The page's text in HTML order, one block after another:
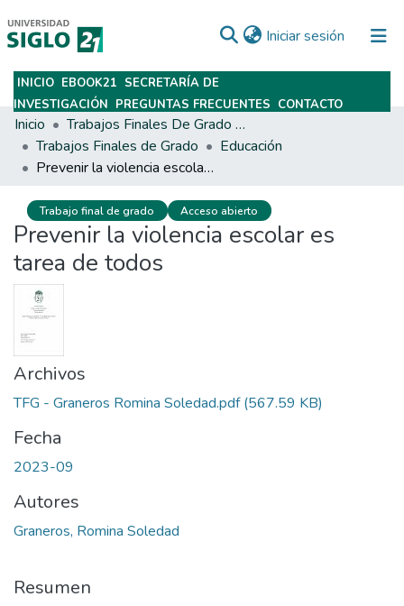
Iniciar sesión (current)
Subir
INICIO EBOOK21 SECRETARÍA DE
INVESTIGACIÓN PREGUNTAS FRECUENTES CONTACTO
Inicio
Trabajos Finales De Grado Y Posgrado
Trabajos Finales de Grado
Educación
Prevenir la violencia escolar es tarea de todos
Trabajo final de grado Acceso abierto
Prevenir la violencia escolar es
tarea de todos
Archivos
TFG - Graneros Romina Soledad.pdf(567.59 KB)
Fecha
2023-09
Autores
Graneros, Romina Soledad
Resumen